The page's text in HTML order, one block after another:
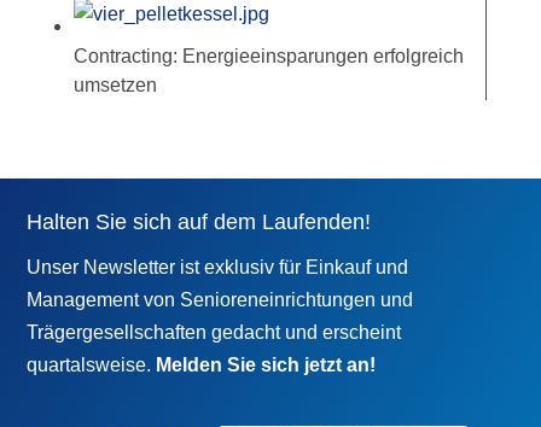
Contracting: Energieeinsparungen erfolgreich
umsetzen
Halten Sie sich auf dem Laufenden!
Unser Newsletter ist exklusiv für Einkauf und
Management von Senioreneinrichtungen und
Trägergesellschaften gedacht und erscheint
quartalsweise. Melden Sie sich jetzt an!